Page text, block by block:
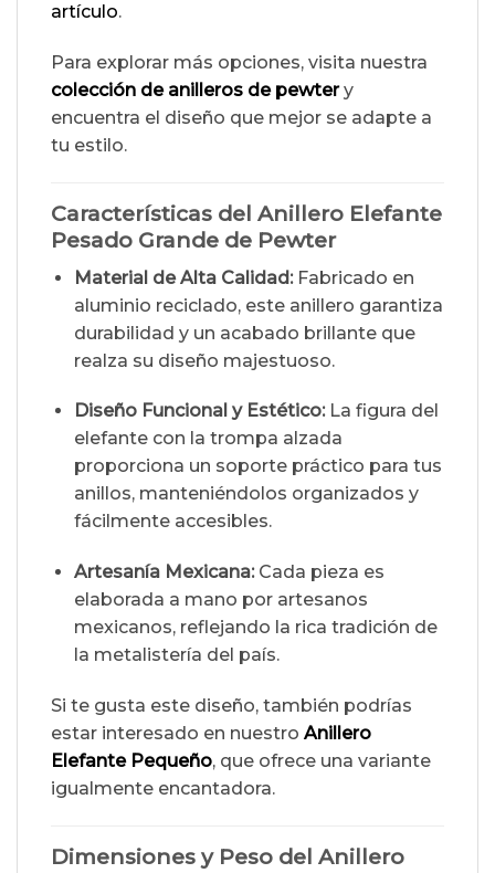
artículo.
Para explorar más opciones, visita nuestra
colección de anilleros de pewtery
encuentra el diseño que mejor se adapte a
tu estilo.
Características del Anillero Elefante
Pesado Grande de Pewter
Material de Alta Calidad:Fabricado en
aluminio reciclado, este anillero garantiza
durabilidad y un acabado brillante que
realza su diseño majestuoso.
Diseño Funcional y Estético:La figura del
elefante con la trompa alzada
proporciona un soporte práctico para tus
anillos, manteniéndolos organizados y
fácilmente accesibles.
Artesanía Mexicana:Cada pieza es
elaborada a mano por artesanos
mexicanos, reflejando la rica tradición de
la metalistería del país.
Si te gusta este diseño, también podrías
estar interesado en nuestro Anillero
Elefante Pequeño, que ofrece una variante
igualmente encantadora.
Dimensiones y Peso del Anillero